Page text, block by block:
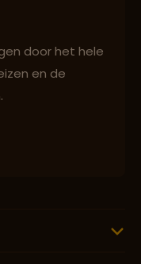
door het hele
en de